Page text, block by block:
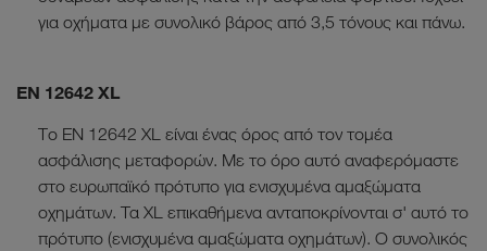
για οχήματα με συνολικό βάρος από 3,5 τόνους και πάνω.
EN 12642 XL
Το EN 12642 XL είναι ένας όρος από τον τομέα
ασφάλισης μεταφορών. Με το όρο αυτό αναφερόμαστε
στο ευρωπαϊκό πρότυπο για ενισχυμένα αμαξώματα
οχημάτων. Τα XL επικαθήμενα ανταποκρίνονται σ' αυτό το
πρότυπο (ενισχυμένα αμαξώματα οχημάτων). Ο συνολικός